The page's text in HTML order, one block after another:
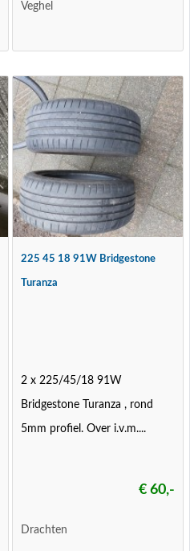
Veghel
225 45 18 91W Bridgestone
Turanza
2 x 225/45/18 91W
Bridgestone Turanza , rond
5mm profiel. Over i.v.m....
€ 60,-
Drachten